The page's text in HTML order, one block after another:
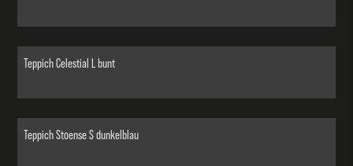
Teppich Celestial L bunt
Teppich Stoense S dunkelblau